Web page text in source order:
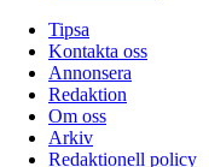
Tipsa
Kontakta oss
Annonsera
Redaktion
Om oss
Arkiv
Redaktionell policy